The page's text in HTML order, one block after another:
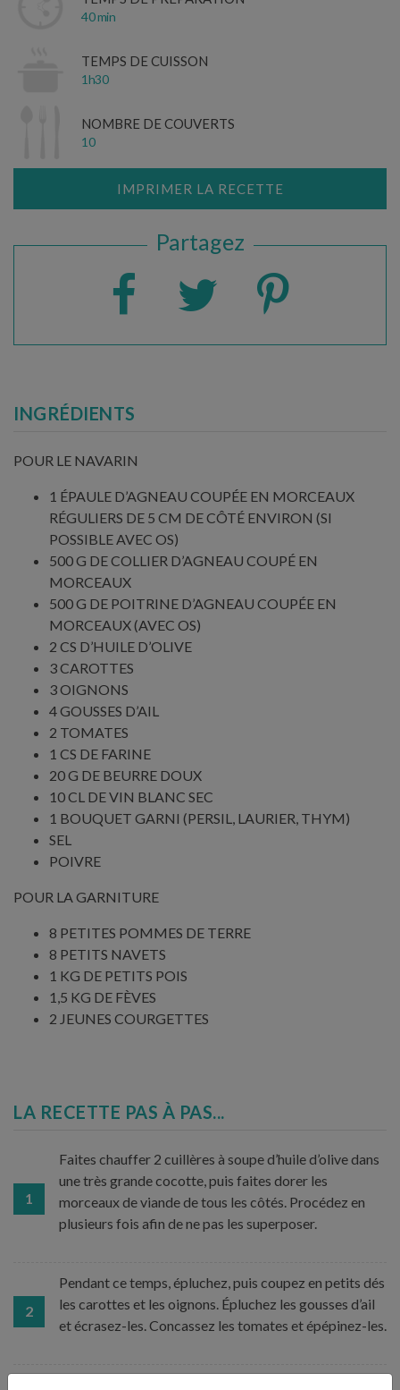
40 min
TEMPS DE CUISSON
1h30
NOMBRE DE COUVERTS
10
IMPRIMER LA RECETTE
Partagez
INGRÉDIENTS
POUR LE NAVARIN
1 ÉPAULE D’AGNEAU COUPÉE EN MORCEAUX
RÉGULIERS DE 5 CM DE CÔTÉ ENVIRON (SI
POSSIBLE AVEC OS)
500 G DE COLLIER D’AGNEAU COUPÉ EN
MORCEAUX
500 G DE POITRINE D’AGNEAU COUPÉE EN
MORCEAUX (AVEC OS)
2 CS D’HUILE D’OLIVE
3 CAROTTES
3 OIGNONS
4 GOUSSES D’AIL
2 TOMATES
1 CS DE FARINE
20 G DE BEURRE DOUX
10 CL DE VIN BLANC SEC
1 BOUQUET GARNI (PERSIL, LAURIER, THYM)
SEL
POIVRE
POUR LA GARNITURE
8 PETITES POMMES DE TERRE
8 PETITS NAVETS
1 KG DE PETITS POIS
1,5 KG DE FÈVES
2 JEUNES COURGETTES
LA RECETTE PAS À PAS...
1
Faites chauffer 2 cuillères à soupe d’huile d’olive dans
une très grande cocotte, puis faites dorer les
morceaux de viande de tous les côtés. Procédez en
plusieurs fois afin de ne pas les superposer.
2
Pendant ce temps, épluchez, puis coupez en petits dés
les carottes et les oignons. Épluchez les gousses d’ail
et écrasez-les. Concassez les tomates et épépinez-les.